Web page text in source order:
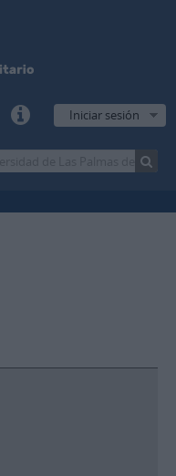
Iniciar sesión